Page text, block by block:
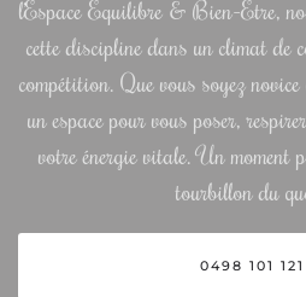
l’Espace Équilibre & Bien-Être,
cette discipline dans un climat de
compétition. Que vous soyez
un espace pour vous poser,
votre énergie vitale. Un moment
tourbillon du
0498 101 121